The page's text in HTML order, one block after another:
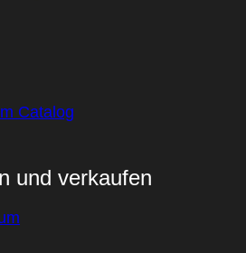
Catalog
und verkaufen